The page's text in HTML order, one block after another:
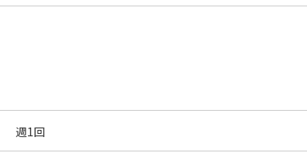
週1回